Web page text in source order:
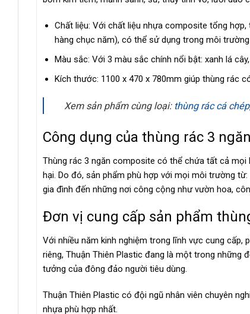
Chất liệu: Với chất liệu nhựa composite tổng
hàng chục năm), có thể sử dụng trong môi
Màu sắc: Với 3 màu sắc chính nổi bật: xanh lá
Kích thước: 1100 x 470 x 780mm giúp thùng rác
Xem sản phẩm cùng loại: thùng rác cá chép
Công dụng của thùng rác 3
Thùng rác 3 ngăn composite có thể chứa tất cả
hại. Do đó, sản phẩm phù hợp với mọi môi trường
gia đình đến những nơi công cộng như vườn hoa,
Đơn vị cung cấp sản phẩm
Với nhiều năm kinh nghiệm trong lĩnh vực cung
riêng, Thuận Thiên Plastic đang là một trong những
tưởng của đông đảo người tiêu dùng.
Thuận Thiên Plastic có đội ngũ nhân viên chuyên
nhựa phù hợp nhất.